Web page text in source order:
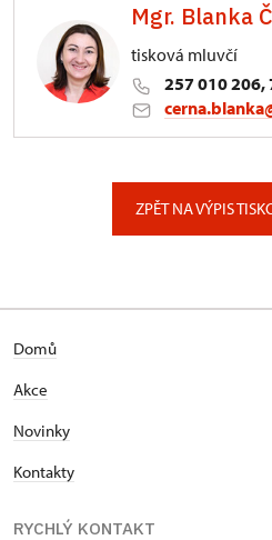
Mgr. Blanka
tisková mluvčí
257 010 206,
ZPĚT NA VÝPIS
Domů
Akce
Novinky
Kontakty
RYCHLÝ KONTAKT